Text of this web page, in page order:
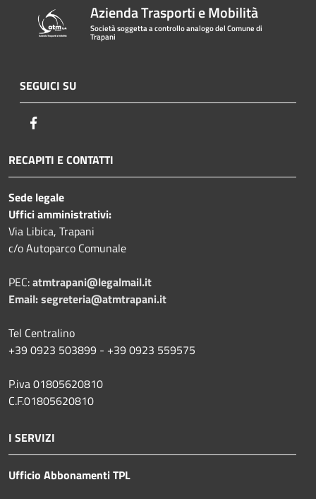
Azienda Trasporti e Mobilità
Società soggetta a controllo analogo del Comune di
Trapani
SEGUICI SU
RECAPITI E CONTATTI
Sede legale
Uffici amministrativi:
Via Libica, Trapani
c/o Autoparco Comunale
PEC:atmtrapani@legalmail.it
Email:segreteria@atmtrapani.it
Tel Centralino
+39 0923 503899 - +39 0923 559575
P.iva 01805620810
C.F.01805620810
I SERVIZI
Ufficio Abbonamenti TPL